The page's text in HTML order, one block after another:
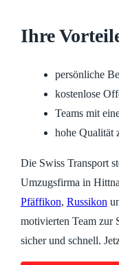
Ihre
persönliche
kostenlose
Teams mit
hohe Qualität
Die Swiss Transport
Umzugsfirma in
Pfäffikon, Russikon
motivierten Team zur
sicher und schnell.